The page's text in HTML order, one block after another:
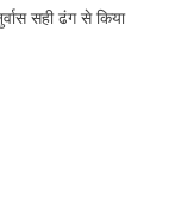
सही ढंग से किया